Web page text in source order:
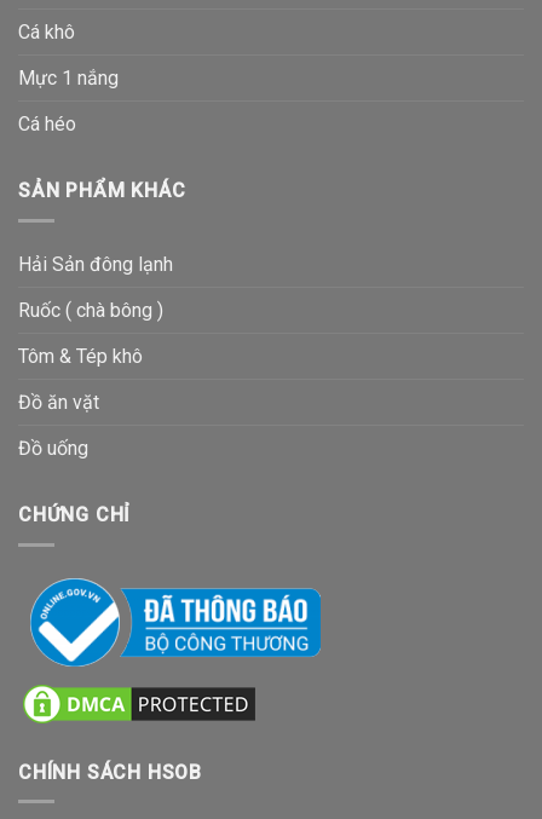
Cá khô
Mực 1 nắng
Cá héo
SẢN PHẨM KHÁC
Hải Sản đông lạnh
Ruốc ( chà bông )
Tôm & Tép khô
Đồ ăn vặt
Đồ uống
CHỨNG CHỈ
CHÍNH SÁCH HSOB